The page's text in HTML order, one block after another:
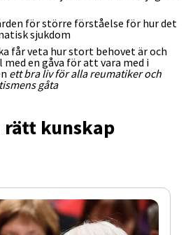
för större förståelse för hur det
sjukdom
får veta hur stort behovet är och
en gåva för att vara med i
ett bra liv för alla reumatiker och
gåta
rätt kunskap